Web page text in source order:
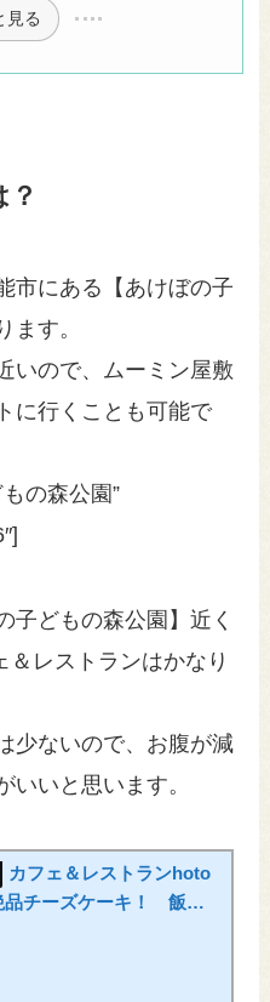
見る
市にある【あけぼの子
ます。
いので、ムーミン屋敷
に行くことも可能で
の森公園”
子どもの森公園】近く
レストランはかなり
少ないので、お腹が減
いいと思います。
カフェ＆レストランhoto
チーズケーキ！ 飯能